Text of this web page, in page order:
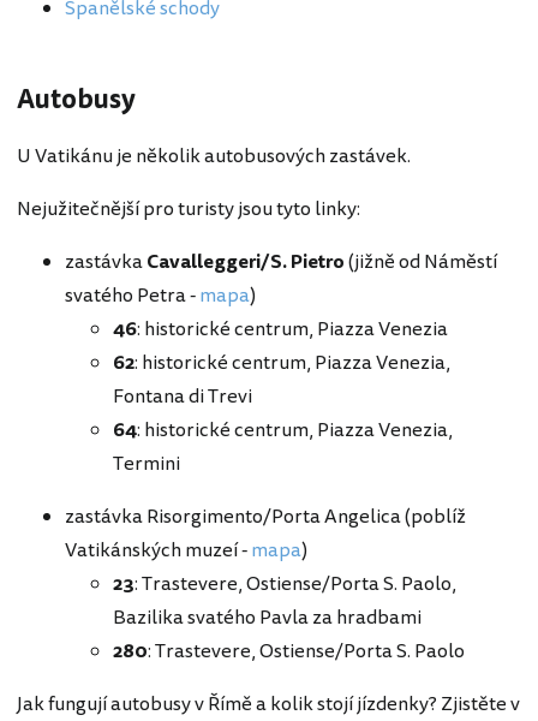
Španělské schody
Autobusy
U Vatikánu je několik autobusových zastávek.
Nejužitečnější pro turisty jsou tyto linky:
zastávkaCavalleggeri/S. Pietro(jižně od Náměstí
svatého Petra -mapa)
46: historické centrum, Piazza Venezia
62: historické centrum, Piazza Venezia,
Fontana di Trevi
64: historické centrum, Piazza Venezia,
Termini
zastávka Risorgimento/Porta Angelica (poblíž
Vatikánských muzeí -mapa)
23: Trastevere, Ostiense/Porta S. Paolo,
Bazilika svatého Pavla za hradbami
280: Trastevere, Ostiense/Porta S. Paolo
Jak fungují autobusy v Římě a kolik stojí jízdenky? Zjistěte v